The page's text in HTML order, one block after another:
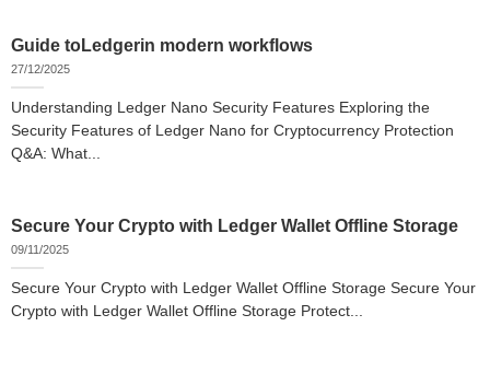
Guide toLedgerin modern workflows
27/12/2025
Understanding Ledger Nano Security Features Exploring the
Security Features of Ledger Nano for Cryptocurrency Protection
Q&A: What...
Secure Your Crypto with Ledger Wallet Offline Storage
09/11/2025
Secure Your Crypto with Ledger Wallet Offline Storage Secure Your
Crypto with Ledger Wallet Offline Storage Protect...